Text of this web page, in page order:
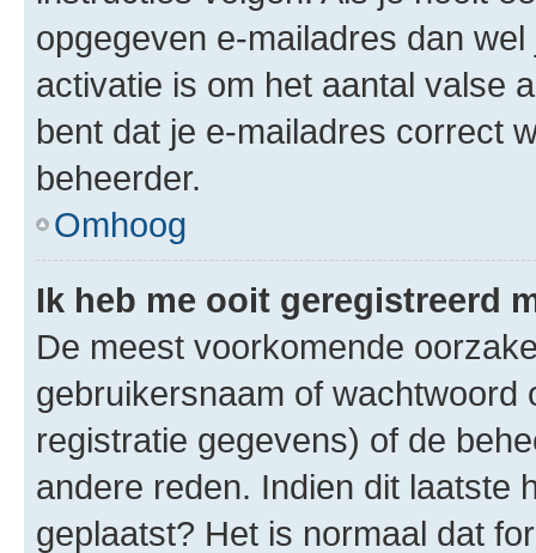
opgegeven e-mailadres dan
activatie is om het aantal valse
bent dat je e-mailadres correct
beheerder.
Omhoog
Ik heb me ooit geregistreerd
De meest voorkomende
gebruikersnaam of wachtwoord
registratie gegevens) of de
andere reden. Indien dit laatste
geplaatst? Het is normaal dat